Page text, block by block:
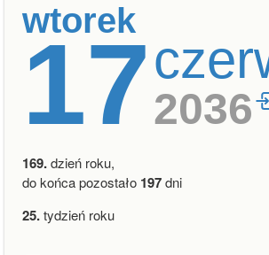
wtorek
172036
169.dzień roku,
do końca pozostało 197dni
25.tydzień roku